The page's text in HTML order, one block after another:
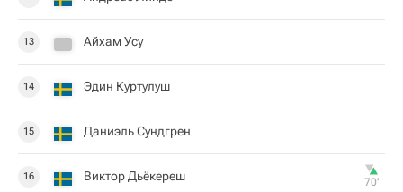
13 Айхам Усу
14 Эдин Куртулуш
15 Даниэль Сундгрен
16 Виктор Дьёкереш 70‎’‎